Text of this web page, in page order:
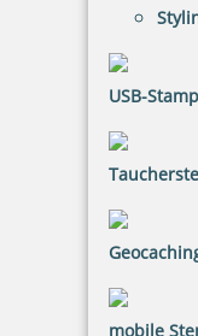
USB-Stamp
mobile